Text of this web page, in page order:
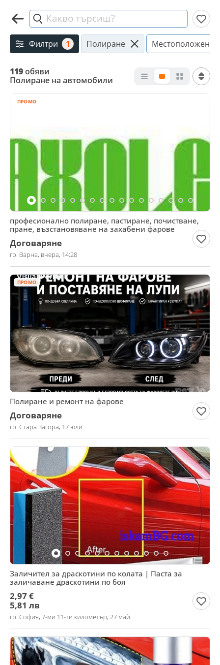
Какво търсиш?
Филтри 1 Полиране Местоположение
119обяви
Полиране на автомобили
ПРОМО
професионално полиране, пастиране, почистване,
пране, възстановяване на захабени фарове
Договаряне
гр. Варна, вчера, 14:28
ПРОМО
Полиране и ремонт на фарове
Договаряне
гр. Стара Загора, 17 юли
Заличител за драскотини по колата | Паста за
заличаване драскотини по боя
2,97 €
5,81 лв
гр. София, 7-ми 11-ти километър, 27 май